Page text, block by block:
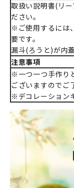
取扱い説明書(リ
ださい。
※ご使用するには
要です。
漏斗(ろうと)が内
注意事項
※一つ一つ手作り
ございますのでご
※デコレーション